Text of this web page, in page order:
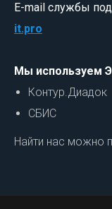
E-mail службы
it.pro
Мы используем
Контур.Диадок
СБИС
Найти нас можно